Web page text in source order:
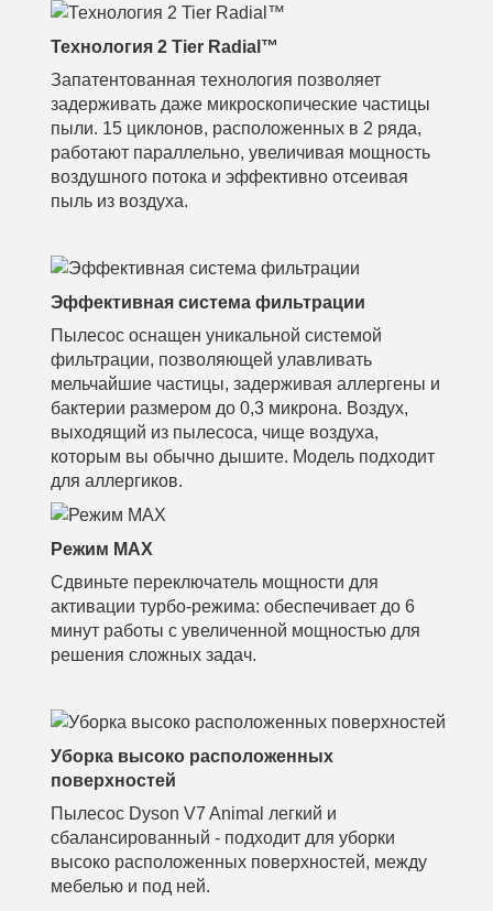
Технология 2 Tier Radial™
Запатентованная технология позволяет
задерживать даже микроскопические частицы
пыли. 15 циклонов, расположенных в 2 ряда,
работают параллельно, увеличивая мощность
воздушного потока и эффективно отсеивая
пыль из воздуха.
Эффективная система фильтрации
Пылесос оснащен уникальной системой
фильтрации, позволяющей улавливать
мельчайшие частицы, задерживая аллергены и
бактерии размером до 0,3 микрона. Воздух,
выходящий из пылесоса, чище воздуха,
которым вы обычно дышите. Модель подходит
для аллергиков.
Режим MAX
Сдвиньте переключатель мощности для
активации турбо-режима: обеспечивает до 6
минут работы с увеличенной мощностью для
решения сложных задач.
Уборка высоко расположенных
поверхностей
Пылесос Dyson V7 Animal легкий и
сбалансированный - подходит для уборки
высоко расположенных поверхностей, между
мебелью и под ней.